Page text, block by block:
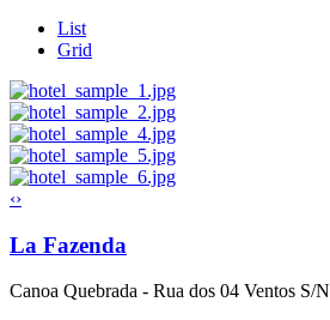
List
Grid
‹›
La Fazenda
Canoa Quebrada - Rua dos 04 Ventos S/N